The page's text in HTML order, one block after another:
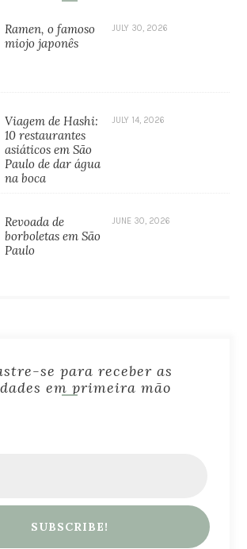
Ramen, o famoso
miojo japonês
JULY 30, 2026
Viagem de Hashi:
10 restaurantes
asiáticos em São
Paulo de dar água
na boca
JULY 14, 2026
Revoada de
borboletas em São
Paulo
JUNE 30, 2026
se para receber as
em primeira mão